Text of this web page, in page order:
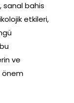
sanal bahis
etkileri,
ve
önem